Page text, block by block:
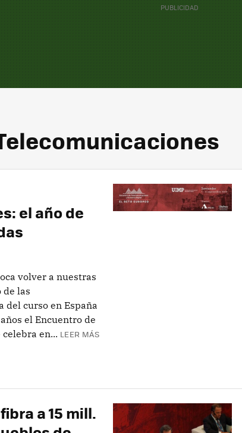
el año de
volver a nuestras
de las
del curso en España
el Encuentro de
en... LEER MÁS
a 15 mill.